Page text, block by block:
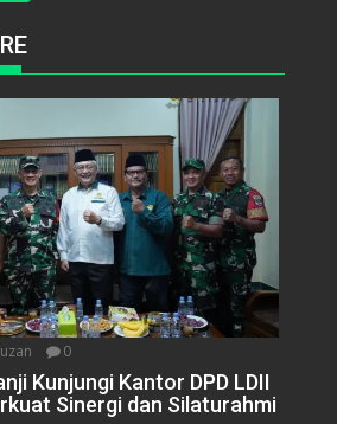
0
Kunjungi Kantor DPD LDII
Sinergi dan Silaturahmi